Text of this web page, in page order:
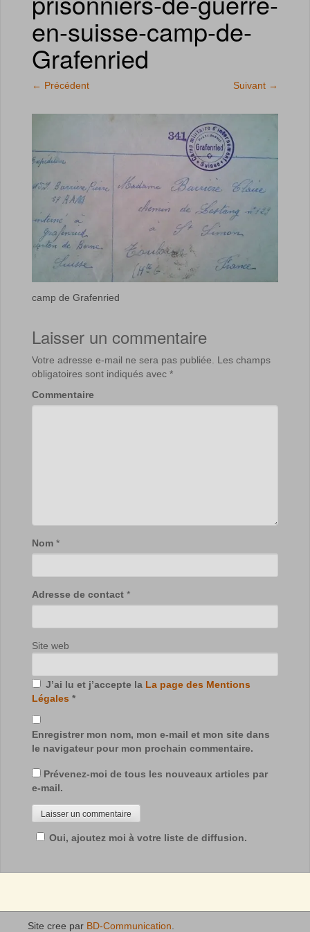
en-suisse-camp-de-
Grafenried
← Précédent Suivant →
camp de Grafenried
Laisser un commentaire
Votre adresse e-mail ne sera pas publiée.
Les champs
obligatoires sont indiqués avec *
Commentaire
Nom *
Adresse de contact *
Site web
J’ai lu et j’accepte la La page des Mentions
Légales *
Enregistrer mon nom, mon e-mail et mon site dans
le navigateur pour mon prochain commentaire.
Prévenez-moi de tous les nouveaux articles par
e-mail.
Oui, ajoutez moi à votre liste de diffusion.
Site cree par BD-Communication